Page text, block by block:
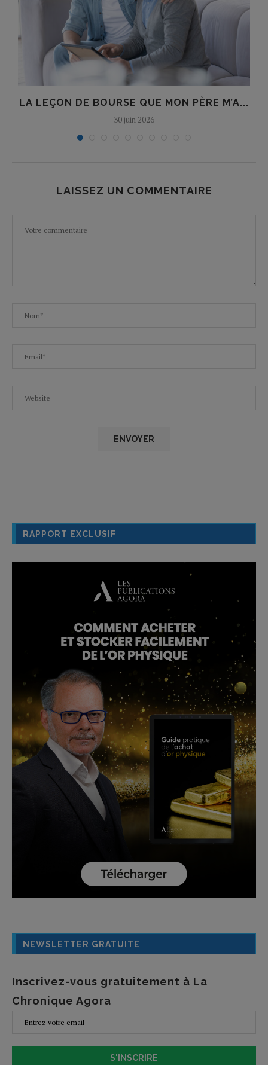
LA LEÇON DE BOURSE QUE MON PÈRE M’A...
30 juin 2026
LAISSEZ UN COMMENTAIRE
RAPPORT EXCLUSIF
NEWSLETTER GRATUITE
Inscrivez-vous gratuitement à La
Chronique Agora
S'INSCRIRE